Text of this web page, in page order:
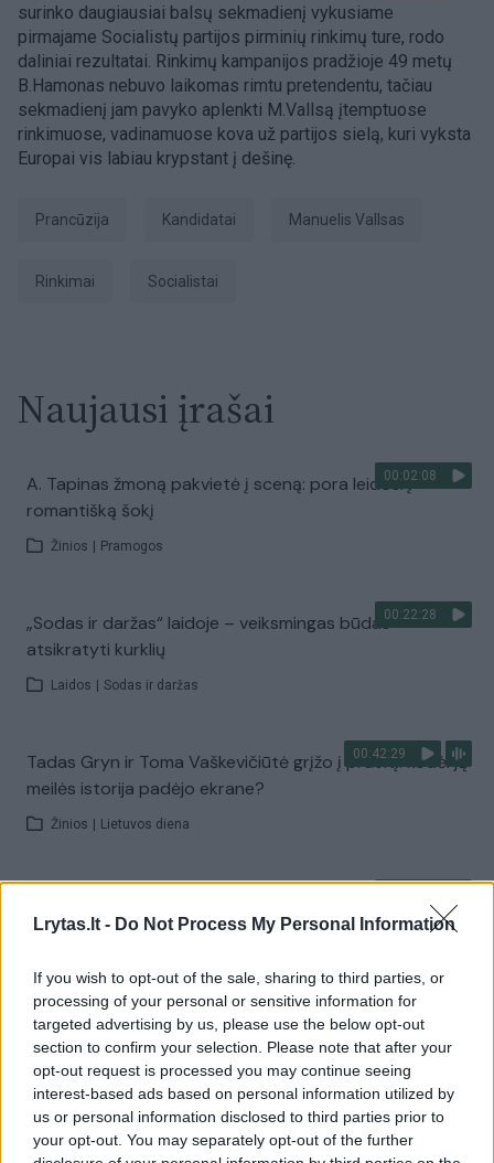
Lrytas.lt - Do Not Process My Personal Information
If you wish to opt-out of the sale, sharing to third parties, or
processing of your personal or sensitive information for
targeted advertising by us, please use the below opt-out
section to confirm your selection. Please note that after your
opt-out request is processed you may continue seeing
interest-based ads based on personal information utilized by
us or personal information disclosed to third parties prior to
your opt-out. You may separately opt-out of the further
surinko daugiausiai balsų sekmadienį vykusiame
pirmajame Socialistų partijos pirminių rinkimų ture, rodo
daliniai rezultatai. Rinkimų kampanijos pradžioje 49 metų
B.Hamonas nebuvo laikomas rimtu pretendentu, tačiau
sekmadienį jam pavyko aplenkti M.Vallsą įtemptuose
rinkimuose, vadinamuose kova už partijos sielą, kuri vyksta
Europai vis labiau krypstant į dešinę.
Prancūzija kandidatai Manuelis Vallsas
Rinkimai socialistai
Naujausi įrašai
00:02:08
A. Tapinas žmoną pakvietė į sceną: pora leidosi į
romantišką šokį
Žinios Pramogos
00:22:28
„Sodas ir daržas“ laidoje – veiksmingas būdas
atsikratyti kurklių
Laidos Sodas ir daržas
00:42:29
Tadas Gryn ir Toma Vaškevičiūtė grįžo į praeitį: kodėl jų
meilės istorija padėjo ekrane?
Žinios Lietuvos diena
Laidos
Visi įrašai
Žiūrimiausi įrašai